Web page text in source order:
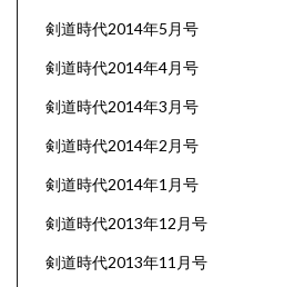
剣道時代2014年5月号
剣道時代2014年4月号
剣道時代2014年3月号
剣道時代2014年2月号
剣道時代2014年1月号
剣道時代2013年12月号
剣道時代2013年11月号